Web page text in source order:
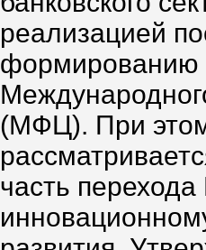
реализацией
формированию
(МФЦ). При
часть перехода